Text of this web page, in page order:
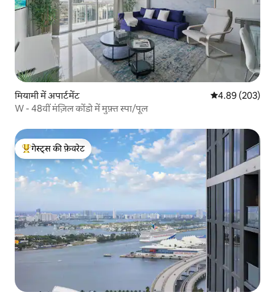
मियामी में अपार्टमेंट औसत रेटिंग 5 में से
4.89 (203)
W - 48वीं मंज़िल कोंडो में मुफ़्त स्पा/पूल
गेस्ट्स का टॉप फ़ेवरेट
गेस्ट्स की फ़ेवरेट